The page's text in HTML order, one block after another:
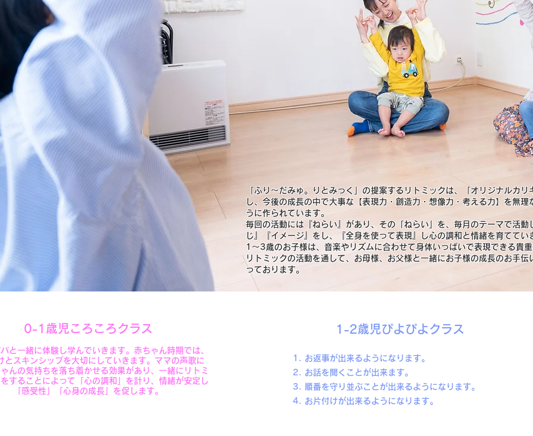
「ふり～だみゅ。りとみっく」の提案するリトミックは、「オリジナルカリ
し、今後の成長の中で大事な【表現力・創造力・想像力・考える力】を無理
うに作られています。
毎回の活動には『ねらい』があり、その「ねらい」を、毎月のテーマで活動
じ』『イメージ』をし、『全身を使って表現』し心の調和と情緒を育ててい
1～3歳のお子様は、音楽やリズムに合わせて身体いっぱいで表現できる貴
リトミックの活動を通して、お母様、お父様と一緒にお子様の成長のお手伝
っております。
0-1歳児ころころクラス
と一緒に体験し学んでいきます。赤ちゃん時期では、
とスキンシップを大切にしていきます。ママの声歌に
んの気持ちを落ち着かせる効果があり、一緒にリトミ
することによって「心の調和」を計り、情緒が安定し
「感受性」「心身の成長」を促します。
1-2歳児ぴよぴよクラス
お返事が出来るようになります。
お話を聞くことが出来ます。
順番を守り並ぶことが出来るようになります。
お片付けが出来るようになります。